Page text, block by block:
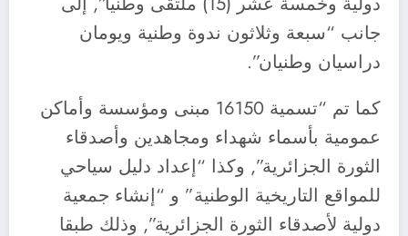
جانب “سبعة وثلاثون ندوة وطنية ويومان
دراسيان وطنيان”.
كما تم “تسمية 16150 مبنى ومؤسسة وأماكن
عمومية بأسماء شهداء ومجاهدين وأصدقاء
الثورة الجزائرية”, وكذا “إعداد دليل سياحي
للمواقع التاريخية الوطنية” و “إنشاء جمعية
دولية لأصدقاء الثورة الجزائرية”, وذلك طبقا